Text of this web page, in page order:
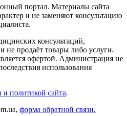
портал. Материалы сайта
и не заменяют консультацию
консультаций,
не продаёт товары либо услуги.
офертой. Администрация не
использования
и политикой сайта.
форма обратной связи.